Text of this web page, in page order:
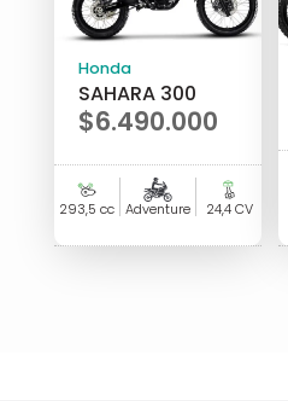
Honda
SAHARA 300
$6.490.000
293,5 cc Adventure 24,4 CV